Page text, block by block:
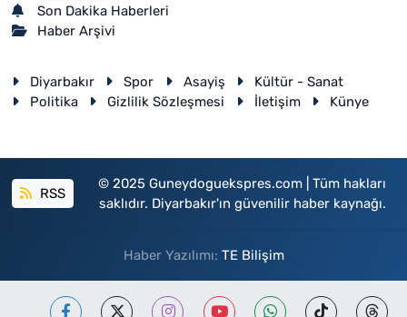
Son Dakika Haberleri
Haber Arşivi
Diyarbakır Spor Asayiş
Kültür - Sanat
Politika
Gizlilik Sözleşmesi İletişim Künye
RSS
© 2025 Guneydoguekspres.com | Tüm hakları
saklıdır. Diyarbakır'ın güvenilir haber kaynağı.
Haber Yazılımı: TE Bilişim